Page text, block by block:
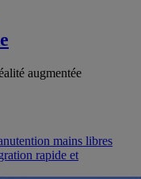
augmentée
mains libres
rapide et